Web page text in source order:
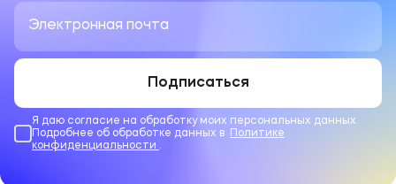
Подписаться
Я даю согласие на обработку моих персональных данных.
Подробнее об обработке данных в
Политике
конфиденциальности .